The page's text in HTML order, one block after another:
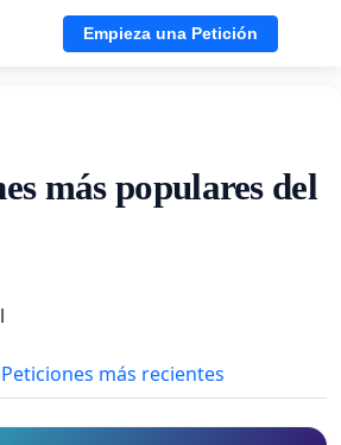
Empieza una Petición
más populares del
Peticiones más recientes